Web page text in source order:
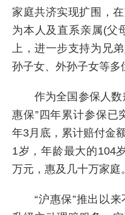
家庭共济实现扩围，
为本人及直系亲属(父
上，进一步支持为兄
孙子女、外孙子女等多
作为全国参保人数
惠保”四年累计参保已
年3月底，累计赔付金
1岁，年龄最大的104
万元，惠及几十万家庭。
“沪惠保”推出以来